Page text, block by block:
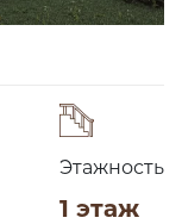
Этажность
1 этаж